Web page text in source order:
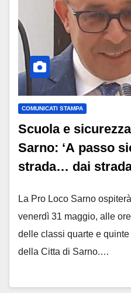
COMUNICATI STAMPA
Scuola e
Sarno: ‘A passo
strada… dai
La Pro Loco Sarno
venerdì 31 maggio, alle
delle classi quarte e
della Citta di Sarno.…